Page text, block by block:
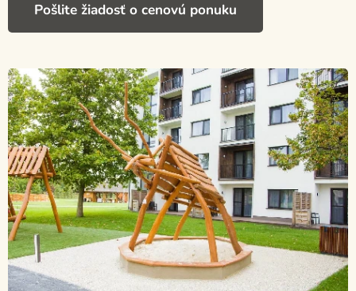
Pošlite žiadosť o cenovú ponuku